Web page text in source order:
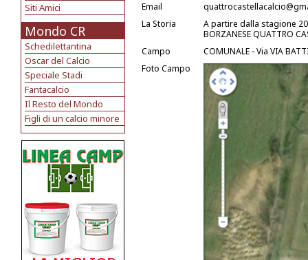
Siti Amici
Mondo CR
Schedilettantina
Oscar del Calcio
Speciale Stadi
Fantacalcio
Il Resto del Mondo
Figli di un calcio minore
Email
La Storia
A partire dalla stagione
BORZANESE QUATTRO
Campo
COMUNALE - Via VIA
Foto Campo